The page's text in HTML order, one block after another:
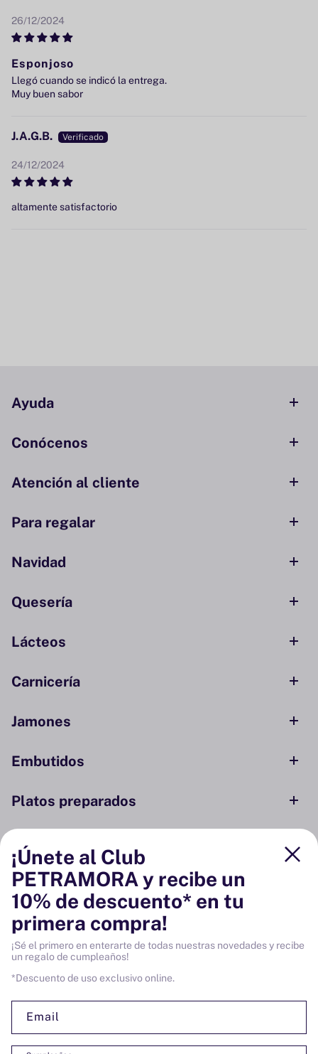
26/12/2024
Esponjoso
Llegó cuando se indicó la entrega.
Muy buen sabor
24/12/2024
J.A.G.B.
altamente satisfactorio
Ayuda
Conócenos
Atención al cliente
Para regalar
Navidad
Quesería
Lácteos
Carnicería
Jamones
Embutidos
Platos preparados
Conservas y ahumados
Despensa
Bodega
Vinos
¡Únete al Club
PETRAMORA y recibe un
10% de descuento* en tu
primera compra!
¡Sé el primero en enterarte de todas nuestras novedades y recibe
un regalo de cumpleaños!
*Descuento de uso exclusivo online.
Email